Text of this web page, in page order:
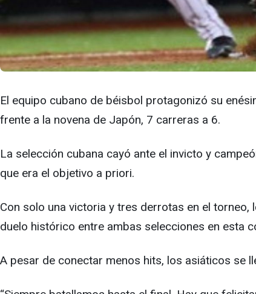
El equipo cubano de béisbol protagonizó su
frente a la novena de Japón, 7 carreras a 6.
La selección cubana cayó ante el invicto y
que era el objetivo a priori.
Con solo una victoria y tres derrotas en el
duelo histórico entre ambas selecciones en esta
A pesar de conectar menos hits, los asiáticos se